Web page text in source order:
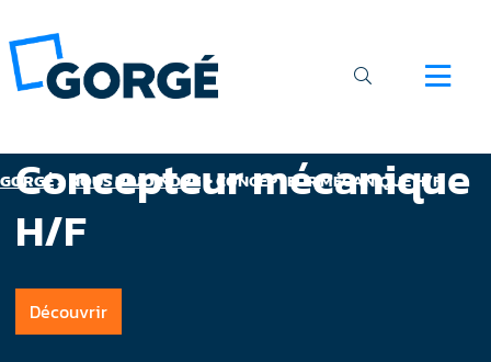
GORGÉ>NOUS REJOINDRE>CONCEPTEUR MÉCANIQUE H/F
Concepteur mécanique
H/F
Découvrir